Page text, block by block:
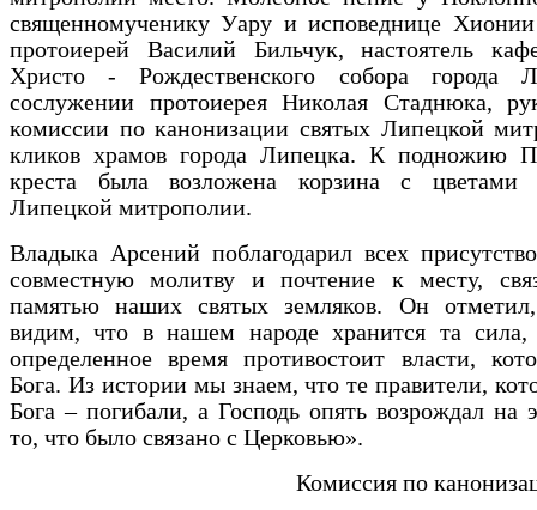
священномученику Уару и исповеднице
протоиерей Василий Бильчук, настоятель
Христо - Рождественского собора города
сослужении протоиерея Николая Стаднюка,
комиссии по канонизации святых Липецкой
кликов храмов города Липецка. К подножию
креста была возложена корзина с
Липецкой митрополии.
Владыка Арсений поблагодарил всех
совместную молитву и почтение к месту,
памятью наших святых земляков. Он
видим, что в нашем народе хранится та сила,
определенное время противостоит власти,
Бога. Из истории мы знаем, что те правители,
Бога – погибали, а Господь опять возрождал на
то, что было связано с Церковью».
Комиссия по